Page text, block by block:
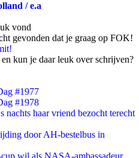
/ e.a
vond
gevonden dat je graag op FOK!
kun je daar leuk over schrijven?
#1977
#1978
nachts haar vriend bezocht terecht
door AH-bestelbus in
wil als NASA-ambassadeur